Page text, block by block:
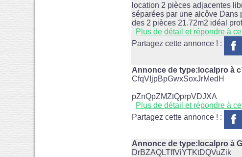
location 2 pièces adjacentes
séparées par une alcôve Dans
des 2 pièces 21.72m2 idéal
Plus de détail et répondre à
Partagez cette annonce ! :
Annonce de type:localpro à
CfqVIjpBpGwxSoxJrMedH
pZnQpZMZtQprpVDJXA
Plus de détail et répondre à
Partagez cette annonce ! :
Annonce de type:localpro à
DrBZAQLTffViYTKtDQVuZik